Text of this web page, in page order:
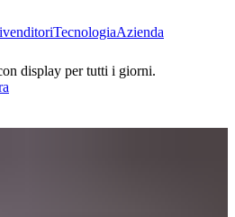
TecnologiaAzienda
display per tutti i giorni.